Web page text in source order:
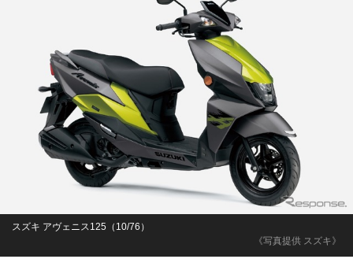
《写真提供 スズキ》
スズキ アヴェニス125（10/76）